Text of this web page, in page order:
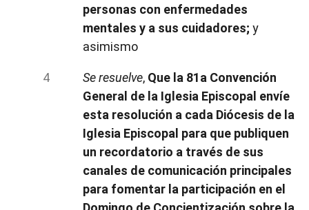
personas con enfermedades
mentales y a sus cuidadores; y
asimismo
Se resuelve, Que la 81a Convención
General de la Iglesia Episcopal envíe
esta resolución a cada Diócesis de la
Iglesia Episcopal para que publiquen
un recordatorio a través de sus
canales de comunicación principales
para fomentar la participación en el